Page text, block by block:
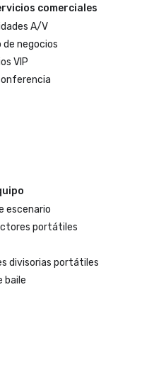
comerciales
A/V
de negocios
VIP
escenario
portátiles
divisorias portátiles
baile